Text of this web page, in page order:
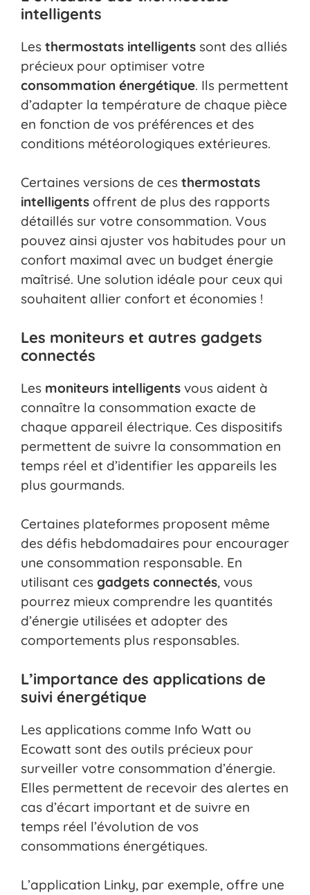
intelligents
Les thermostats intelligents sont des alliés
précieux pour optimiser votre
consommation énergétique. Ils permettent
d’adapter la température de chaque pièce
en fonction de vos préférences et des
conditions météorologiques extérieures.
Certaines versions de ces thermostats
intelligents offrent de plus des rapports
détaillés sur votre consommation. Vous
pouvez ainsi ajuster vos habitudes pour un
confort maximal avec un budget énergie
maîtrisé. Une solution idéale pour ceux qui
souhaitent allier confort et économies !
Les moniteurs et autres gadgets
connectés
Les moniteurs intelligents vous aident à
connaître la consommation exacte de
chaque appareil électrique. Ces dispositifs
permettent de suivre la consommation en
temps réel et d’identifier les appareils les
plus gourmands.
Certaines plateformes proposent même
des défis hebdomadaires pour encourager
une consommation responsable. En
utilisant ces gadgets connectés, vous
pourrez mieux comprendre les quantités
d’énergie utilisées et adopter des
comportements plus responsables.
L’importance des applications de
suivi énergétique
Les applications comme Info Watt ou
Ecowatt sont des outils précieux pour
surveiller votre consommation d’énergie.
Elles permettent de recevoir des alertes en
cas d’écart important et de suivre en
temps réel l’évolution de vos
consommations énergétiques.
L’application Linky, par exemple, offre une